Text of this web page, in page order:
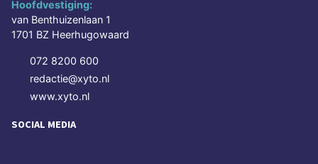
Hoofdvestiging:
van Benthuizenlaan 1
1701 BZ Heerhugowaard
072 8200 600
redactie@xyto.nl
www.xyto.nl
SOCIAL MEDIA